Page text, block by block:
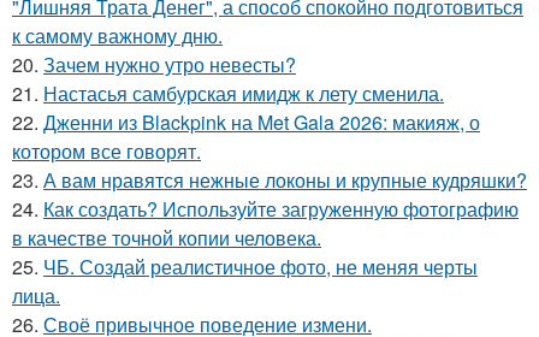
"Лишняя Трата Денег", а способ спокойно подготовиться
к самому важному дню.
20. Зачем нужно утро невесты?
21. Настасья самбурская имидж к лету сменила.
22. Дженни из Blackpink на Met Gala 2026: макияж, о
котором все говорят.
23. А вам нравятся нежные локоны и крупные кудряшки?
24. Как создать? Используйте загруженную фотографию
в качестве точной копии человека.
25. ЧБ. Создай реалистичное фото, не меняя черты
лица.
26. Своё привычное поведение измени.